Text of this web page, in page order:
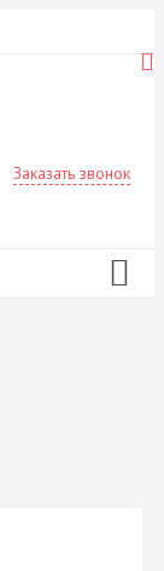
Заказать звонок